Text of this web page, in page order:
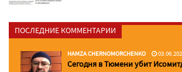
ПОСЛЕДНИЕ КОММЕНТАРИИ
HAMZA CHERNOMORCHENKO
Сегодня в Тюмени убит